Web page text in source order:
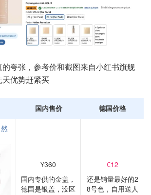
夸张，参考价和截图来自小红书旗舰
优势赶紧买
国内售价 德国价格
¥360
国内专供的金盖，
德国是银盖，没区
€12
还是销量最好的2
8号色，自用送人